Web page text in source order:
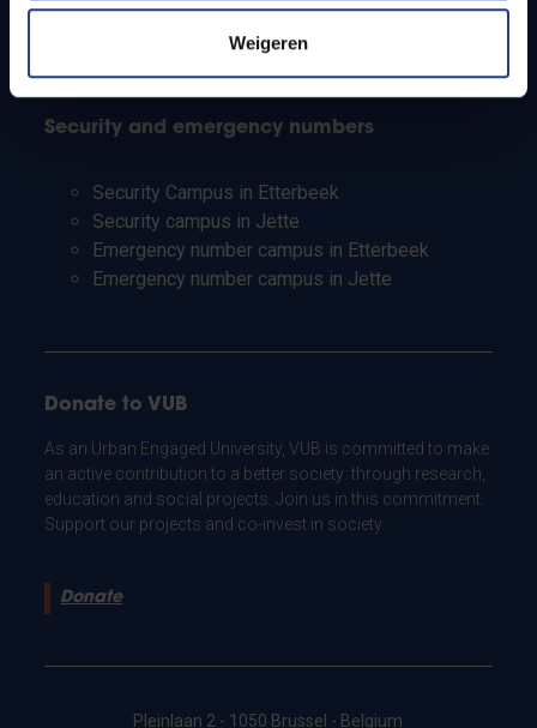
Weigeren
Teachers and secondary schools
Working students
Security and emergency numbers
Security Campus in Etterbeek
Security campus in Jette
Emergency number campus in Etterbeek
Emergency number campus in Jette
Donate to VUB
As an Urban Engaged University, VUB is committed to make
an active contribution to a better society: through research,
education and social projects. Join us in this commitment.
Support our projects and co-invest in society.
Donate
Pleinlaan 2 - 1050 Brussel - Belgium